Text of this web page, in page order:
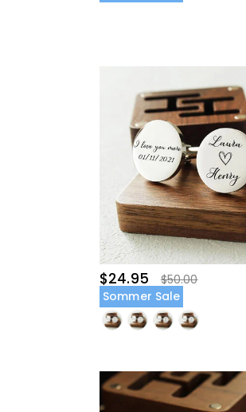
$24.95
$50.00
Sommer Sale